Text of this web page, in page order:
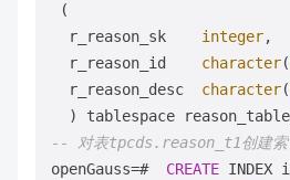
(
  r_reason_sk
integer,
  r_reason_id
character(
  r_reason_desc
character(
-- 对表tpcds.reason_t1创建索
openGauss=# CREATE INDEX